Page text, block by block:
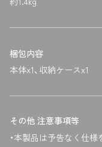
梱包内容
本体x1、収納ケースx1
その他 注意事項等
・本製品は予告なく仕